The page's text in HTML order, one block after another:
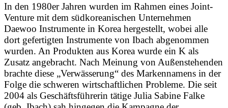
In den 1980er Jahren wurden im Rahmen eines Joint-
Venture mit dem südkoreanischen Unternehmen
Daewoo Instrumente in Korea hergestellt, wobei alle
dort gefertigten Instrumente von Ibach abgenommen
wurden. An Produkten aus Korea wurde ein K als
Zusatz angebracht. Nach Meinung von Außenstehenden
brachte diese „Verwässerung“ des Markennamens in der
Folge die schweren wirtschaftlichen Probleme. Die seit
2004 als Geschäftsführerin tätige Julia Sabine Falke